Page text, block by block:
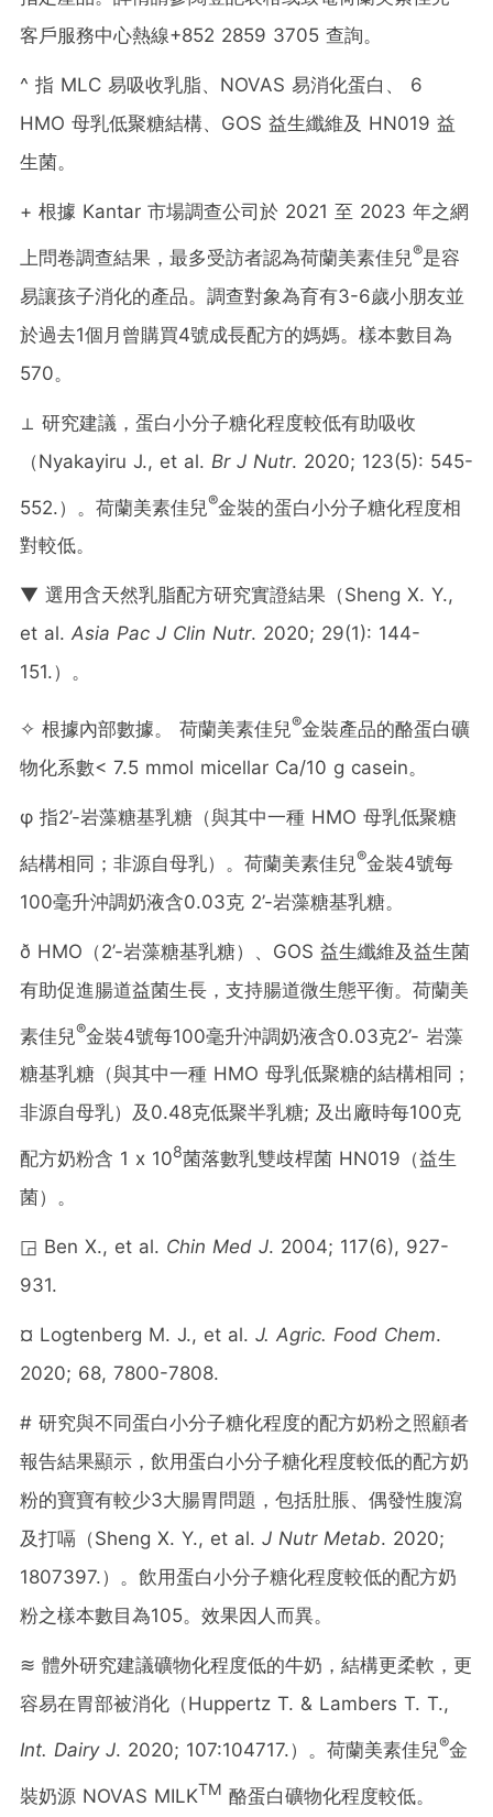
客戶服務中心熱線+852 2859 3705 查詢。
^ 指 MLC 易吸收乳脂、NOVAS 易消化蛋白、 6
HMO 母乳低聚糖結構、GOS 益生纖維及 HN019 益
生菌。
+ 根據 Kantar 市場調查公司於 2021 至 2023 年之網
上問卷調查結果，最多受訪者認為荷蘭美素佳兒®是容
易讓孩子消化的產品。調查對象為育有3-6歲小朋友並
於過去1個月曾購買4號成長配方的媽媽。樣本數目為
570。
⊥ 研究建議，蛋白小分子糖化程度較低有助吸收
（Nyakayiru J., et al. Br J Nutr. 2020; 123(5): 545-
552.）。荷蘭美素佳兒®金裝的蛋白小分子糖化程度相
對較低。
▼ 選用含天然乳脂配方研究實證結果（Sheng X. Y.,
et al. Asia Pac J Clin Nutr. 2020; 29(1): 144-
151.）。
✧ 根據內部數據。 荷蘭美素佳兒®金裝產品的酪蛋白礦
物化系數< 7.5 mmol micellar Ca/10 g casein。
φ 指2’-岩藻糖基乳糖（與其中一種 HMO 母乳低聚糖
結構相同；非源自母乳）。荷蘭美素佳兒®金裝4號每
100毫升沖調奶液含0.03克 2’-岩藻糖基乳糖。
ð HMO（2’-岩藻糖基乳糖）、GOS 益生纖維及益生菌
有助促進腸道益菌生長，支持腸道微生態平衡。荷蘭美
素佳兒®金裝4號每100毫升沖調奶液含0.03克2’- 岩藻
糖基乳糖（與其中一種 HMO 母乳低聚糖的結構相同；
非源自母乳）及0.48克低聚半乳糖; 及出廠時每100克
配方奶粉含 1 x 108菌落數乳雙歧桿菌 HN019（益生
菌）。
◲ Ben X., et al. Chin Med J. 2004; 117(6), 927-
931.
¤ Logtenberg M. J., et al. J. Agric. Food Chem.
2020; 68, 7800-7808.
# 研究與不同蛋白小分子糖化程度的配方奶粉之照顧者
報告結果顯示，飲用蛋白小分子糖化程度較低的配方奶
粉的寶寶有較少3大腸胃問題，包括肚脹、偶發性腹瀉
及打嗝（Sheng X. Y., et al. J Nutr Metab. 2020;
1807397.）。飲用蛋白小分子糖化程度較低的配方奶
粉之樣本數目為105。效果因人而異。
≋ 體外研究建議礦物化程度低的牛奶，結構更柔軟，更
容易在胃部被消化（Huppertz T. & Lambers T. T.,
Int. Dairy J. 2020; 107:104717.）。荷蘭美素佳兒®金
裝奶源 NOVAS MILKTM 酪蛋白礦物化程度較低。